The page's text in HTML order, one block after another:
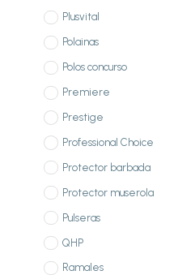
Plusvital
Polainas
Polos concurso
Premiere
Prestige
Professional Choice
Protector barbada
Protector muserola
Pulseras
QHP
Ramales